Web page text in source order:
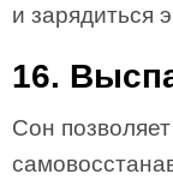
и зарядиться
16.
Сон